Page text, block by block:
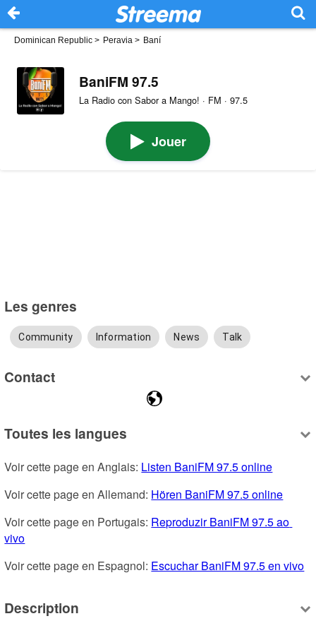
Dominican Republic > Peravia > Baní
BaniFM 97.5
La Radio con Sabor a Mango! · FM · 97.5
Jouer
Les genres
Community Information News Talk
Contact
Toutes les langues
Voir cette page en Anglais: Listen BaniFM 97.5 online
Voir cette page en Allemand: Hören BaniFM 97.5 online
Voir cette page en Portugais: Reproduzir BaniFM 97.5 ao
vivo
Voir cette page en Espagnol: Escuchar BaniFM 97.5 en vivo
Description